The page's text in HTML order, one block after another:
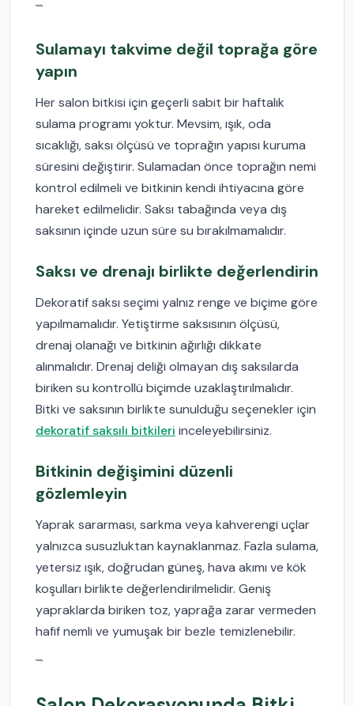
```
Sulamayı takvime değil toprağa göre
yapın
Her salon bitkisi için geçerli sabit bir haftalık
sulama programı yoktur. Mevsim, ışık, oda
sıcaklığı, saksı ölçüsü ve toprağın yapısı kuruma
süresini değiştirir. Sulamadan önce toprağın nemi
kontrol edilmeli ve bitkinin kendi ihtiyacına göre
hareket edilmelidir. Saksı tabağında veya dış
saksının içinde uzun süre su bırakılmamalıdır.
Saksı ve drenajı birlikte değerlendirin
Dekoratif saksı seçimi yalnız renge ve biçime göre
yapılmamalıdır. Yetiştirme saksısının ölçüsü,
drenaj olanağı ve bitkinin ağırlığı dikkate
alınmalıdır. Drenaj deliği olmayan dış saksılarda
biriken su kontrollü biçimde uzaklaştırılmalıdır.
Bitki ve saksının birlikte sunulduğu seçenekler için
dekoratif saksılı bitkileri inceleyebilirsiniz.
Bitkinin değişimini düzenli
gözlemleyin
Yaprak sararması, sarkma veya kahverengi uçlar
yalnızca susuzluktan kaynaklanmaz. Fazla sulama,
yetersiz ışık, doğrudan güneş, hava akımı ve kök
koşulları birlikte değerlendirilmelidir. Geniş
yapraklarda biriken toz, yaprağa zarar vermeden
hafif nemli ve yumuşak bir bezle temizlenebilir.
```